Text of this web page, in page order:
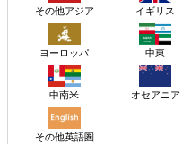
その他アジア イギリス
ヨーロッパ 中東
中南米 オセアニア
その他英語圏